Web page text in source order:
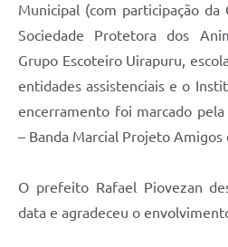
Municipal (com participação da
Sociedade Protetora dos
Grupo Escoteiro Uirapuru,
entidades assistenciais e o
encerramento foi marcado pela
– Banda Marcial Projeto Amigos
O prefeito Rafael Piovezan
data e agradeceu o